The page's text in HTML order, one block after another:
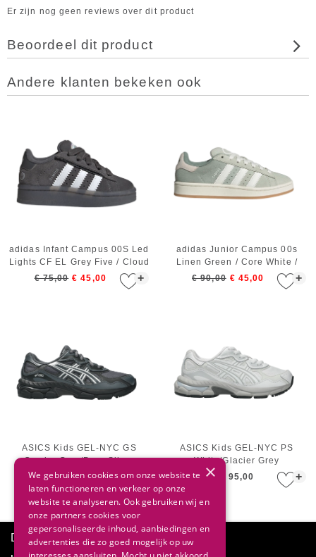
Er zijn nog geen reviews over dit product
Beoordeel dit product
Andere klanten bekeken ook
+
adidas Infant Campus 00S Led
Lights CF EL Grey Five / Cloud
White / Grey Two
€ 75,00 € 45,00 +
adidas Junior Campus 00s
Linen Green / Core White /
Silver Green
€ 90,00 € 45,00
+
ASICS Kids GEL-NYC GS
Carrier Grey/Pure Silver
€ 105,00
+
ASICS Kids GEL-NYC PS
White/Glacier Grey
€ 95,00
Direct advies
×
We gebruiken cookies om onze website te
laten functioneren en verkeer op onze
website te analyseren. Ook gebruiken wij en
onze partners cookies voor
gepersonaliseerde inhoud, aanbiedingen en
advertenties die zo goed mogelijk op uw